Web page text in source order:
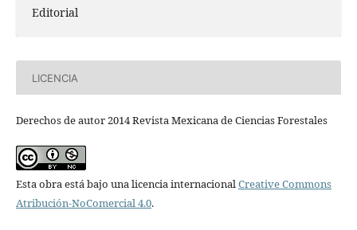
Editorial
LICENCIA
Derechos de autor 2014 Revista Mexicana de Ciencias Forestales
Esta obra está bajo una licencia internacionalCreative Commons
Atribución-NoComercial 4.0.